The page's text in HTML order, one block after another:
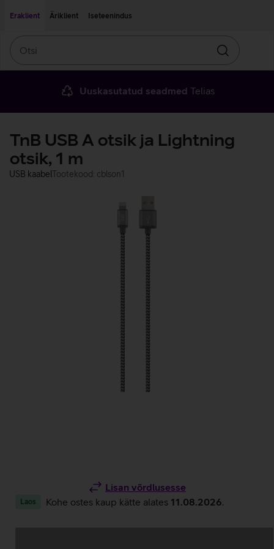
Eraklient
Äriklient Iseteenindus
Otsin
Uuskasutatud seadmed Telias
TnB USB A otsik ja Lightning
otsik, 1 m
USB kaabel Tootekood: cblson1
Lisan võrdlusesse
Laos Kohe ostes kaup kätte alates 11.08.2026